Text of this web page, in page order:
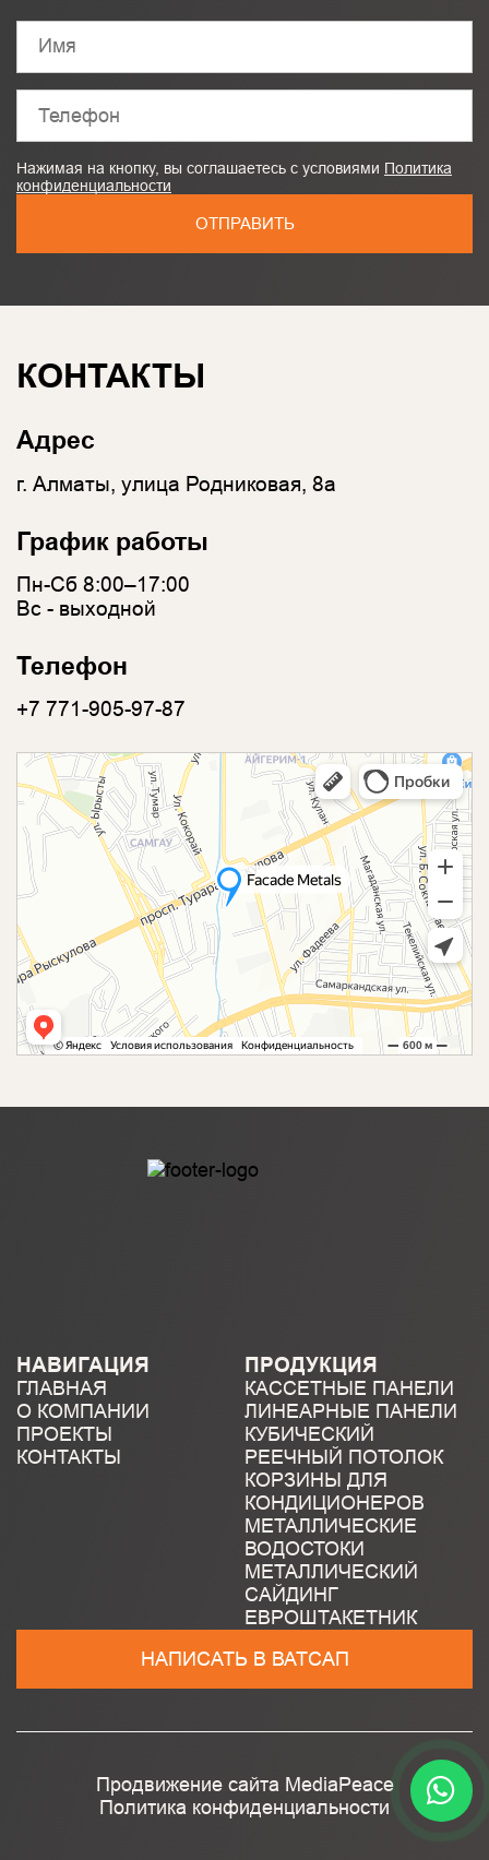
Нажимая на кнопку, вы соглашаетесь с условиями Политика
конфиденциальности
ОТПРАВИТЬ
КОНТАКТЫ
Адрес
г. Алматы, улица Родниковая, 8а
График работы
Пн-Сб 8:00–17:00
Вс - выходной
Телефон
+7 771-905-97-87
НАВИГАЦИЯ
ГЛАВНАЯ
О КОМПАНИИ
ПРОЕКТЫ
КОНТАКТЫ
ПРОДУКЦИЯ
КАССЕТНЫЕ ПАНЕЛИ
ЛИНЕАРНЫЕ ПАНЕЛИ
КУБИЧЕСКИЙ
РЕЕЧНЫЙ ПОТОЛОК
КОРЗИНЫ ДЛЯ
КОНДИЦИОНЕРОВ
МЕТАЛЛИЧЕСКИЕ
ВОДОСТОКИ
МЕТАЛЛИЧЕСКИЙ
САЙДИНГ
ЕВРОШТАКЕТНИК
НАПИСАТЬ В ВАТСАП
Продвижение сайта MediaPeace
Политика конфиденциальности